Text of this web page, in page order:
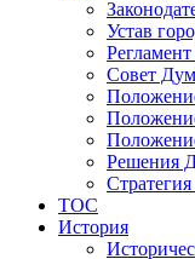
Устав
Совет
Решения
ТОС
История